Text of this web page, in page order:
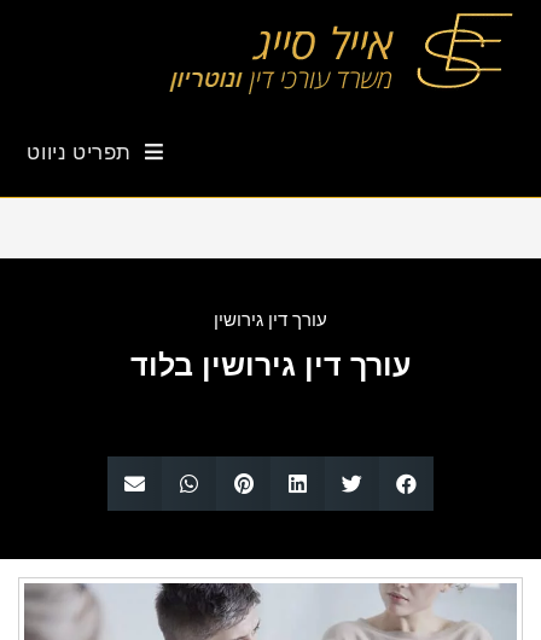
תפריט ניווט
עורך דין גירושין
עורך דין גירושין בלוד